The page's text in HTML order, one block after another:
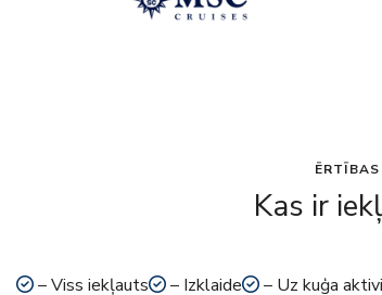
ĒRTĪBAS
Kas ir
– Viss iekļauts – Izklaide – Uz kuģa